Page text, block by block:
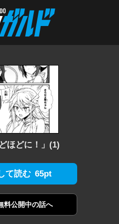
ガルド
ほどに！」(1)
て読む 65pt
料公開中の話へ